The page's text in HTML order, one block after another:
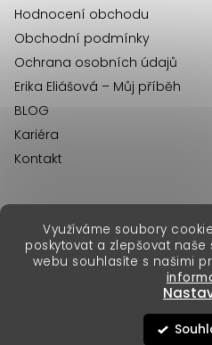
Využíváme soubory
poskytovat a zlepšovat naše
webu souhlasíte s našimi
Hodnocení obchodu
Obchodní podmínky
Ochrana osobních údajů
Erika Eliášová – Můj příběh
BLOG
Kariéra
Kontakt
Vytvořil Shoptet
Copyright 2026Erika Fashion.